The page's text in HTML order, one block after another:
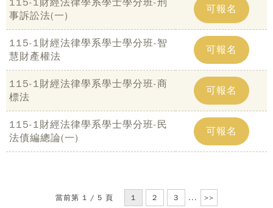
115-1財經法律學系學士學分班-刑
事訴訟法(一)
可報名
115-1財經法律學系學士學分班-智
慧財產權法
可報名
115-1財經法律學系學士學分班-商
標法
可報名
115-1財經法律學系學士學分班-民
法債編總論(一)
可報名
當前第 1 / 5 頁 1 2 3 ... >>